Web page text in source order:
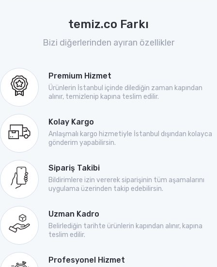
temiz.co Farkı
Bizi diğerlerinden ayıran özellikler
Premium Hizmet
Ürünlerin İstanbul içinde dilediğin zaman kapından
alınır, temizlenip kapına teslim edilir.
Kolay Kargo
Anlaşmalı kargo hizmetiyle İstanbul dışından kolayca
gönderim yapabilirsin.
Sipariş Takibi
Bildirimlere izin vererek siparişinin tüm aşamalarını
uygulama üzerinden takip edebilirsin.
Uzman Kadro
Belirlediğin tarihte ürünlerin kapından alınır, kapına
teslim edilir.
Profesyonel Hizmet